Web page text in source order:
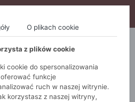
15% ZA 3SZT (KOD: S15)
QUIOSQUE
O plikach cookie
z plików cookie
cookie do spersonalizowania
funkcje
ruch w naszej witrynie.
korzystasz z naszej witryny,